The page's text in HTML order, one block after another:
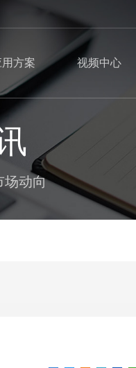
用方案 视频中心
场动向